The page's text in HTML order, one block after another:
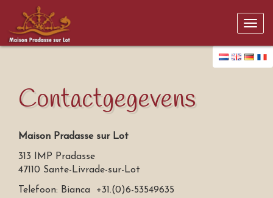
Contactgegevens
Maison Pradasse sur Lot
313 IMP Pradasse
47110 Sante-Livrade-sur-Lot
Telefoon: Bianca +31.(0)6-53549635